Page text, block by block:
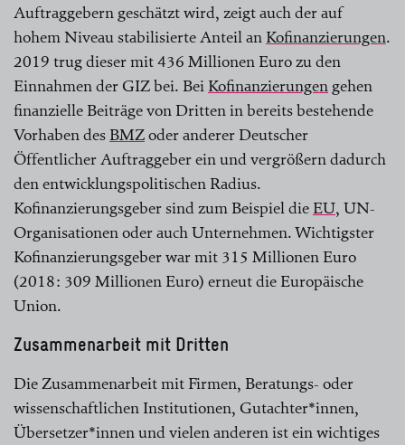
Auftraggebern geschätzt wird, zeigt auch der auf
hohem Niveau stabilisierte Anteil an Kofinanzierungen.
2019 trug dieser mit 436 Millionen Euro zu den
Einnahmen der GIZ bei. Bei Kofinanzierungen gehen
finanzielle ­Bei­träge von Dritten in bereits bestehende
Vorhaben des BMZoder anderer Deutscher
Öffentlicher Auftraggeber ein und ver­größern dadurch
den entwicklungspolitischen Radius.
Kofinanzierungsgeber sind zum Beispiel die EU, ­UN-
Organisationen oder auch Unternehmen. Wichtigster
Kofinanzierungsgeber war mit 315 Millionen Euro
(2018: 309 Millionen Euro) erneut die Europäische
Union.
Zusammenarbeit mit Dritten
Die Zusammenarbeit mit Firmen, Beratungs- oder
wissenschaftlichen Institutionen, Gutachter*innen,
Übersetzer*innen und vielen anderen ist ein wichtiges